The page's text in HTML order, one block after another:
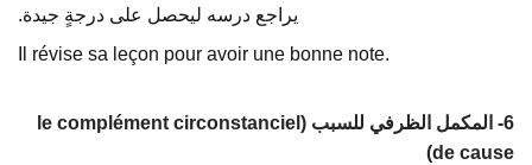
يراجع درسه ليحصل على درجةٍ جيدة.
Il révise sa leçon pour avoir une bonne note.
6- المكمل الظرفي للسبب (le complément circonstanciel
de cause)